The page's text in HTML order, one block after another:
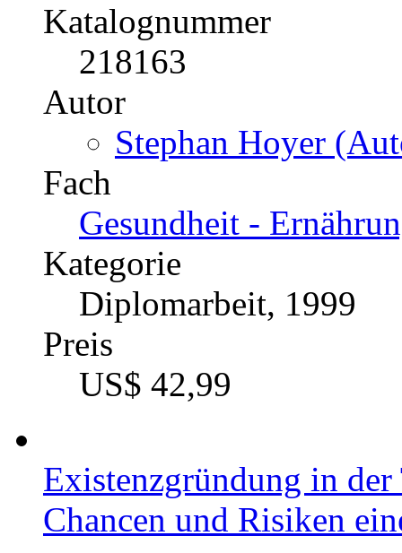
Katalognummer
218163
Autor
Stephan Hoyer
Fach
Gesundheit -
Kategorie
Diplomarbeit, 1999
Preis
US$ 42,99
Existenzgründung in der
Chancen und Risiken